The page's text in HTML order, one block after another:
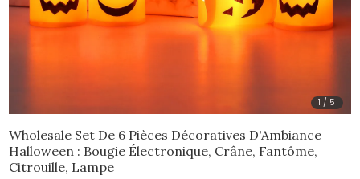
1 / 5
Wholesale Set De 6 Pièces Décoratives D'Ambiance
Halloween : Bougie Électronique, Crâne, Fantôme,
Citrouille, Lampe